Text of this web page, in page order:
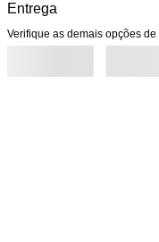
Entrega
Verifique as demais opções